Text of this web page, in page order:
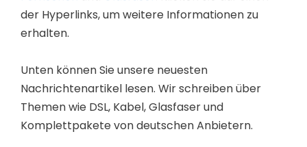
der Hyperlinks, um weitere Informationen zu
erhalten.
Unten können Sie unsere neuesten
Nachrichtenartikel lesen. Wir schreiben über
Themen wie DSL, Kabel, Glasfaser und
Komplettpakete von deutschen Anbietern.